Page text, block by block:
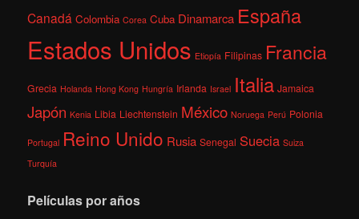
Canadá Colombia Corea Cuba Dinamarca España
Estados Unidos Etiopía Filipinas Francia
Grecia Holanda Hong Kong Hungría Irlanda Israel Italia Jamaica
Japón Kenia Libia Liechtenstein México Noruega Perú Polonia
Portugal Reino Unido Rusia Senegal Suecia Suiza
Turquía
Películas por años